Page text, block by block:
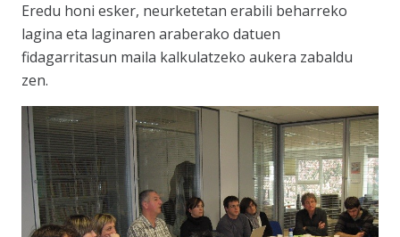
Eredu honi esker, neurketetan erabili beharreko
lagina eta laginaren araberako datuen
fidagarritasun maila kalkulatzeko aukera zabaldu
zen.